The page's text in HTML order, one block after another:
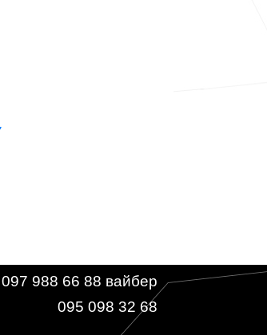
097 988 66 88 вайбер
095 098 32 68